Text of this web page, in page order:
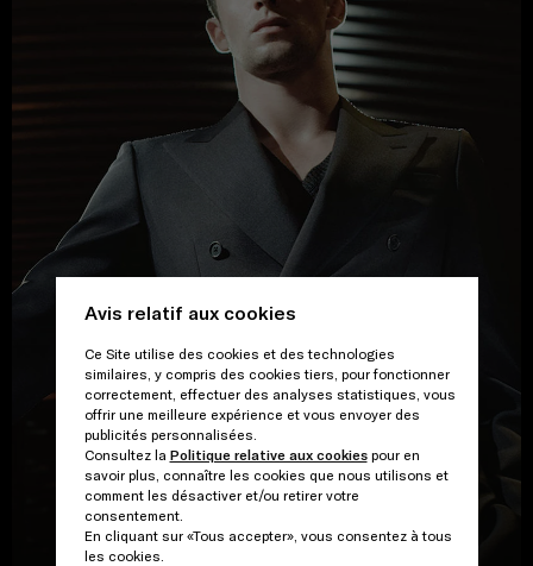
Avis relatif aux cookies
Ce Site utilise des cookies et des technologies
similaires, y compris des cookies tiers, pour fonctionner
correctement, effectuer des analyses statistiques, vous
offrir une meilleure expérience et vous envoyer des
publicités personnalisées.
Consultez la Politique relative aux cookiespour en
savoir plus, connaître les cookies que nous utilisons et
comment les désactiver et/ou retirer votre
consentement.
En cliquant sur «Tous accepter», vous consentez à tous
les cookies.